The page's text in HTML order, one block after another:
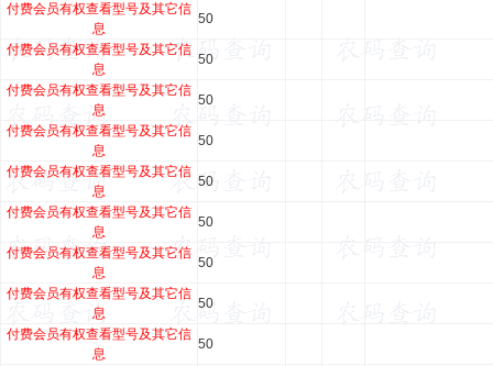
付费会员有权查看型号及其它信
息
50
付费会员有权查看型号及其它信
息
50
付费会员有权查看型号及其它信
息
50
付费会员有权查看型号及其它信
息
50
付费会员有权查看型号及其它信
息
50
付费会员有权查看型号及其它信
息
50
付费会员有权查看型号及其它信
息
50
付费会员有权查看型号及其它信
息
50
付费会员有权查看型号及其它信
息
50